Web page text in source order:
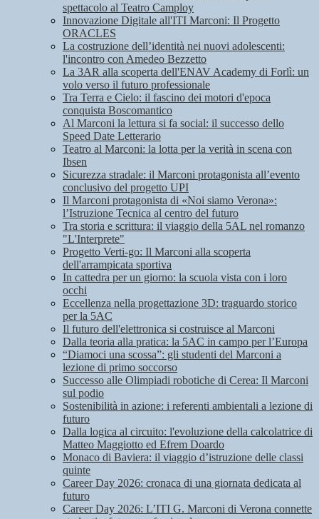
spettacolo al Teatro Camploy
Innovazione Digitale all'ITI Marconi: Il Progetto
ORACLES
La costruzione dell’identità nei nuovi adolescenti:
l'incontro con Amedeo Bezzetto
La 3AR alla scoperta dell'ENAV Academy di Forlì: un
volo verso il futuro professionale
Tra Terra e Cielo: il fascino dei motori d'epoca
conquista Boscomantico
Al Marconi la lettura si fa social: il successo dello
Speed Date Letterario
Teatro al Marconi: la lotta per la verità in scena con
Ibsen
Sicurezza stradale: il Marconi protagonista all’evento
conclusivo del progetto UPI
Il Marconi protagonista di «Noi siamo Verona»:
l’Istruzione Tecnica al centro del futuro
Tra storia e scrittura: il viaggio della 5AL nel romanzo
"L'Interprete"
Progetto Verti-go: Il Marconi alla scoperta
dell'arrampicata sportiva
In cattedra per un giorno: la scuola vista con i loro
occhi
Eccellenza nella progettazione 3D: traguardo storico
per la 5AC
Il futuro dell'elettronica si costruisce al Marconi
Dalla teoria alla pratica: la 5AC in campo per l’Europa
“Diamoci una scossa”: gli studenti del Marconi a
lezione di primo soccorso
Successo alle Olimpiadi robotiche di Cerea: Il Marconi
sul podio
Sostenibilità in azione: i referenti ambientali a lezione di
futuro
Dalla logica al circuito: l'evoluzione della calcolatrice di
Matteo Maggiotto ed Efrem Doardo
Monaco di Baviera: il viaggio d’istruzione delle classi
quinte
Career Day 2026: cronaca di una giornata dedicata al
futuro
Career Day 2026: L’ITI G. Marconi di Verona connette